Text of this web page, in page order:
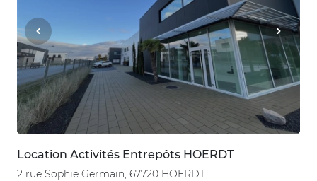
Location Activités Entrepôts HOERDT
2 rue Sophie Germain, 67720 HOERDT